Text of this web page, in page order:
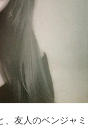
友人のベンジャミ